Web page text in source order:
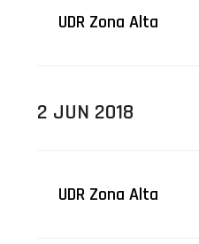
UDR Zona Alta
2 JUN 2018
UDR Zona Alta